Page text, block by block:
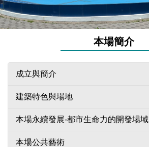
區
本場簡介
成立與簡介
建築特色與場地
本場永續發展-都市生命力的開發場域
本場公共藝術